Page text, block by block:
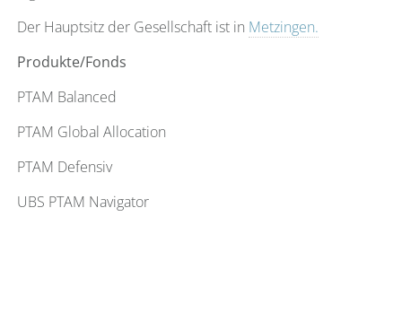
Der Hauptsitz der Gesellschaft ist in Metzingen.
Produkte/Fonds
PTAM Balanced
PTAM Global Allocation
PTAM Defensiv
UBS PTAM Navigator